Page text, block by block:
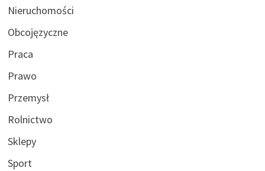
Nieruchomości
Obcojęzyczne
Praca
Prawo
Przemysł
Rolnictwo
Sklepy
Sport